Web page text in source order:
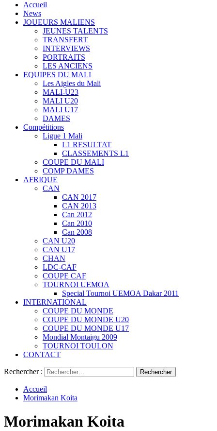
Accueil
News
JOUEURS MALIENS
JEUNES TALENTS
TRANSFERT
INTERVIEWS
PORTRAITS
LES ANCIENS
EQUIPES DU MALI
Les Aigles du Mali
MALI-U23
MALI U20
MALI U17
DAMES
Compétitions
Ligue 1 Mali
L1 RESULTAT
CLASSEMENTS L1
COUPE DU MALI
COMP DAMES
AFRIQUE
CAN
CAN 2017
CAN 2013
Can 2012
Can 2010
Can 2008
CAN U20
CAN U17
CHAN
LDC-CAF
COUPE CAF
TOURNOI UEMOA
Special Tournoi UEMOA Dakar 2011
INTERNATIONAL
COUPE DU MONDE
COUPE DU MONDE U20
COUPE DU MONDE U17
Mondial Montaigu 2009
TOURNOI TOULON
CONTACT
Rechercher :
Accueil
Morimakan Koita
Morimakan Koita